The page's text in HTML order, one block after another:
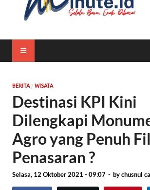
BERITA/ WISATA
Destinasi KPI Kini
Dilengkapi
Agro yang Penuh
Penasaran ?
Selasa, 12 Oktober 2021 - 09:07 - bychusnul